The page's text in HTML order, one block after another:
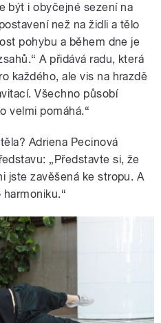
být i obyčejné sezení na
než na židli a tělo
pohybu a během dne je
A přidává radu, která
každého, ale vis na hrazdě
Všechno působí
velmi pomáhá.“
Adriena Pecinová
„Představte si, že
jste zavěšená ke stropu. A